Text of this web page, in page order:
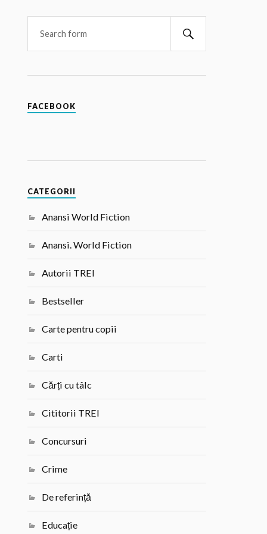
FACEBOOK
CATEGORII
Anansi World Fiction
Anansi. World Fiction
Autorii TREI
Bestseller
Carte pentru copii
Carti
Cărți cu tâlc
Cititorii TREI
Concursuri
Crime
De referință
Educație